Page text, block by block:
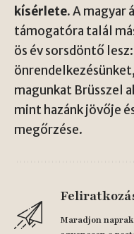
kísérlete.A magyar
támogatóra talál
ös év sorsdöntő
magunkat Brüsszel
mint hazánk jövője
megőrzése.
Maradjon